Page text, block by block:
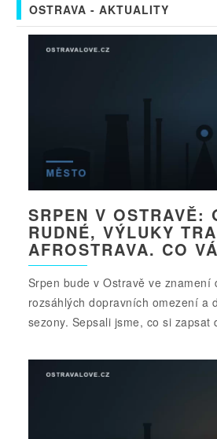
OSTRAVA - AKTUALITY
SRPEN V OSTRAVĚ:
RUDNÉ, VÝLUKY
AFROSTRAVA. CO
Srpen bude v Ostravě ve znamení
rozsáhlých dopravních omezení a
sezony. Sepsali jsme, co si zapsat